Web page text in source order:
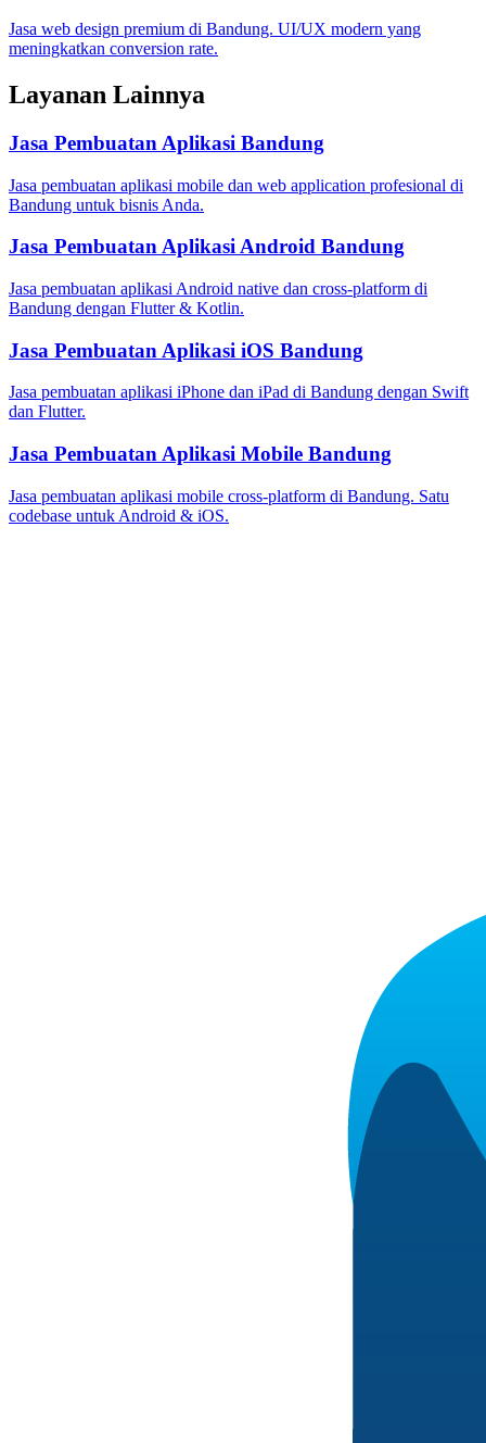
Jasa web design premium di Bandung. UI/UX modern yang
meningkatkan conversion rate.
Layanan Lainnya
Jasa Pembuatan Aplikasi Bandung
Jasa pembuatan aplikasi mobile dan web application profesional di
Bandung untuk bisnis Anda.
Jasa Pembuatan Aplikasi Android Bandung
Jasa pembuatan aplikasi Android native dan cross-platform di
Bandung dengan Flutter & Kotlin.
Jasa Pembuatan Aplikasi iOS Bandung
Jasa pembuatan aplikasi iPhone dan iPad di Bandung dengan Swift
dan Flutter.
Jasa Pembuatan Aplikasi Mobile Bandung
Jasa pembuatan aplikasi mobile cross-platform di Bandung. Satu
codebase untuk Android & iOS.